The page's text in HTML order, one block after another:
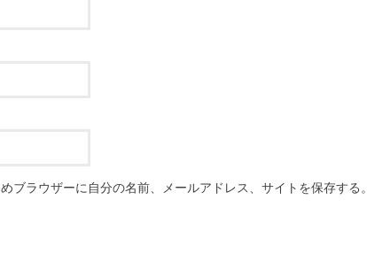
ブラウザーに自分の名前、メールアドレス、サイトを保存する。